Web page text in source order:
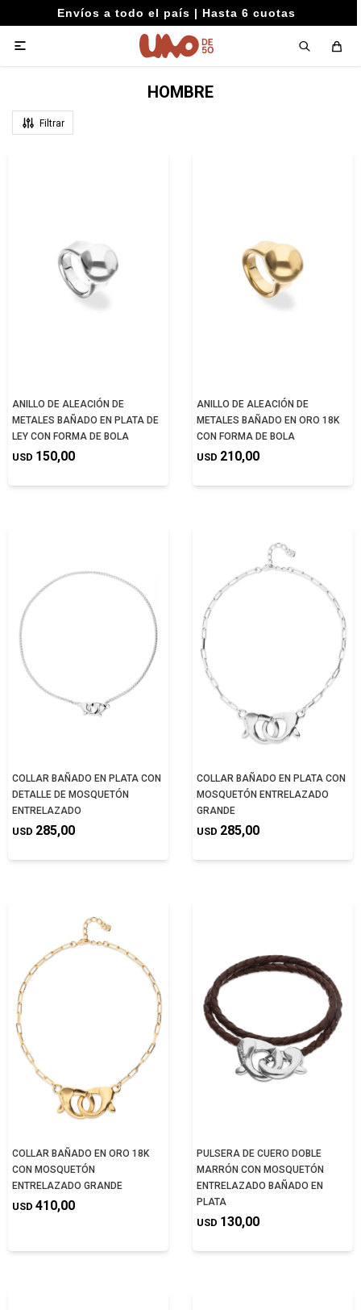
Envíos a todo el país | Hasta 6 cuotas

HOMBRE
ANILLO DE ALEACIÓN DE
METALES BAÑADO EN PLATA DE
LEY CON FORMA DE BOLA
USD 150,00
ANILLO DE ALEACIÓN DE
METALES BAÑADO EN ORO 18K
CON FORMA DE BOLA
USD 210,00
COLLAR BAÑADO EN PLATA CON
DETALLE DE MOSQUETÓN
ENTRELAZADO
USD 285,00
COLLAR BAÑADO EN PLATA CON
MOSQUETÓN ENTRELAZADO
GRANDE
USD 285,00
COLLAR BAÑADO EN ORO 18K
CON MOSQUETÓN
ENTRELAZADO GRANDE
USD 410,00
PULSERA DE CUERO DOBLE
MARRÓN CON MOSQUETÓN
ENTRELAZADO BAÑADO EN
PLATA
USD 130,00